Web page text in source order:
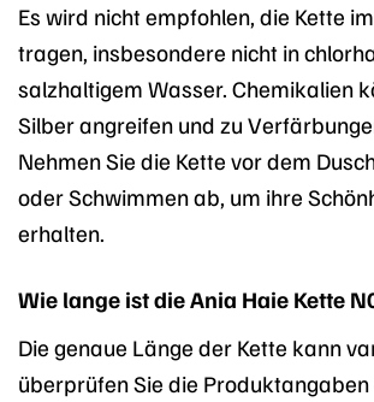
Es wird nicht empfohlen, die Kette
tragen, insbesondere nicht in
salzhaltigem Wasser. Chemikalien
Silber angreifen und zu
Nehmen Sie die Kette vor dem
oder Schwimmen ab, um ihre
erhalten.
Wie lange ist die Ania Haie Kette
Die genaue Länge der Kette kann
überprüfen Sie die